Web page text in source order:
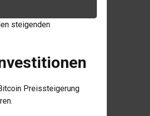
steigenden
Preissteigerung